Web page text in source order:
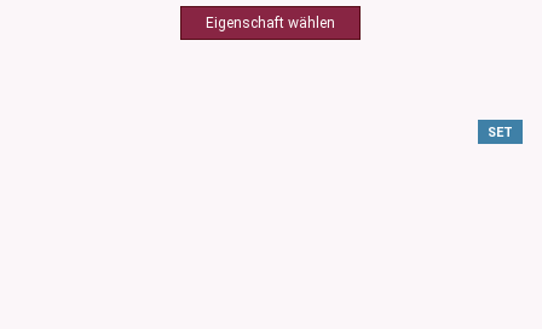
SET